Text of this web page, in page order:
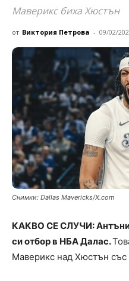
Маверикс биха Хюстън
от Виктория Петрова - 09/02/
Снимки: Dallas Mavericks/X.com
КАКВО СЕ СЛУЧИ: Антъни
си отбор в НБА Далас.
Маверикс над Хюстън със